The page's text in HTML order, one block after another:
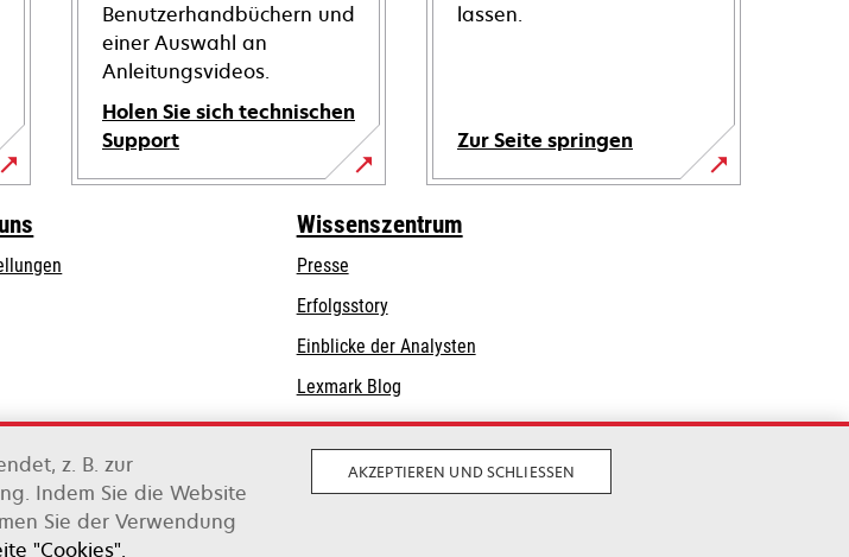
Benutzerhandbüchern und
einer Auswahl an
Anleitungsvideos.
Holen Sie sich technischen
Support
wird
lassen.
Zur Seite springen
Wissenszentrum
Presse
Erfolgsstory
Einblicke der Analysten
Lexmark Blog
z. B. zur
Indem Sie die Website
Sie der Verwendung
"Cookies".
AKZEPTIEREN UND SCHLIESSEN